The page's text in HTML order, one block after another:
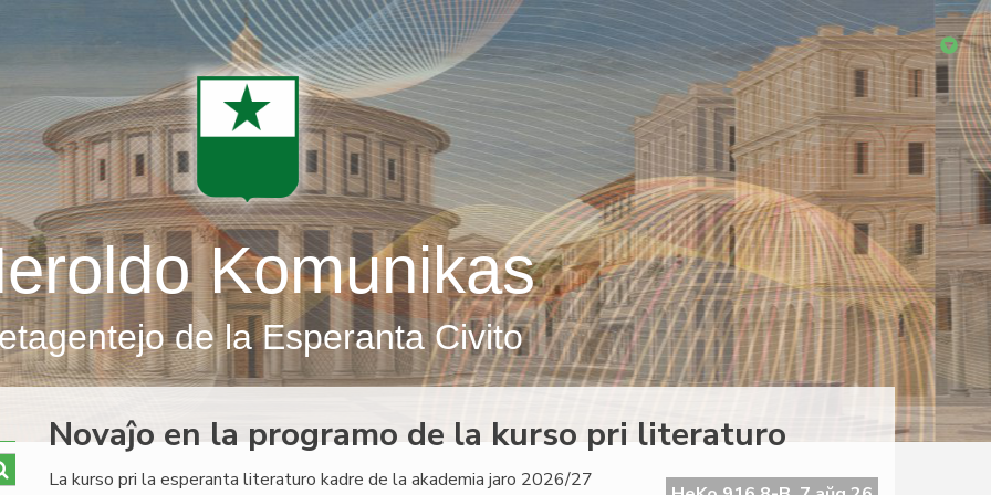
Komunikas
de la Esperanta Civito
Novaĵo en la programo de la kurso pri literaturo
La kurso pri la esperanta literaturo kadre de la akademia jaro 2026/27